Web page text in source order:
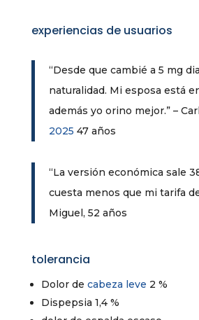
experiencias de usuarios
“Desde que cambié a 5 mg
naturalidad. Mi esposa está
además yo orino mejor.” –
2025 47 años
“La versión económica sale
cuesta menos que mi tarifa
Miguel, 52 años
tolerancia
Dolor de cabeza leve 2 %
Dispepsia 1,4 %